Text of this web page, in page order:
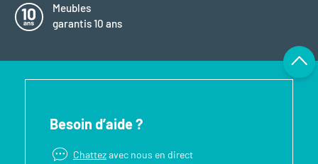
Meubles
garantis 10 ans
Besoin d’aide ?
Chattezavec nous en direct